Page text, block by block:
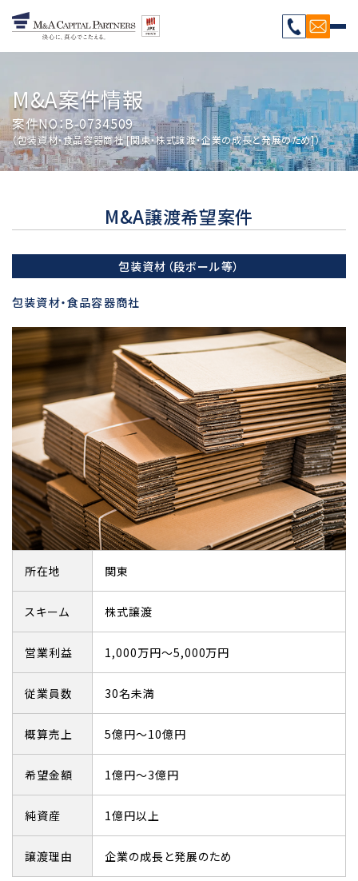
M&A案件情報
案件NO：B-0734509
（包装資材・食品容器商社 [関東・株式譲渡・企業の成長と発展のため]）
M&A譲渡希望案件
包装資材（段ボール等）
包装資材・食品容器商社
所在地 関東
スキーム 株式譲渡
営業利益 1,000万円～5,000万円
従業員数 30名未満
概算売上 5億円～10億円
希望金額 1億円～3億円
純資産 1億円以上
譲渡理由 企業の成長と発展のため